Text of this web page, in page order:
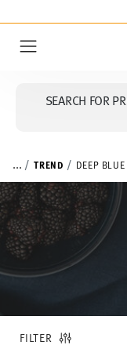
☀️
SEARCH FOR
... TREND DEEP BLUE
FILTER